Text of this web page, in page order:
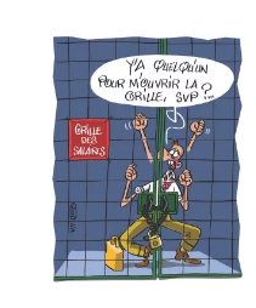
email (nouvelle fenêtre)
sur Twitter (nouvelle fenêtre)
sur Facebook (nouvelle
sur LinkedIn (nouvelle